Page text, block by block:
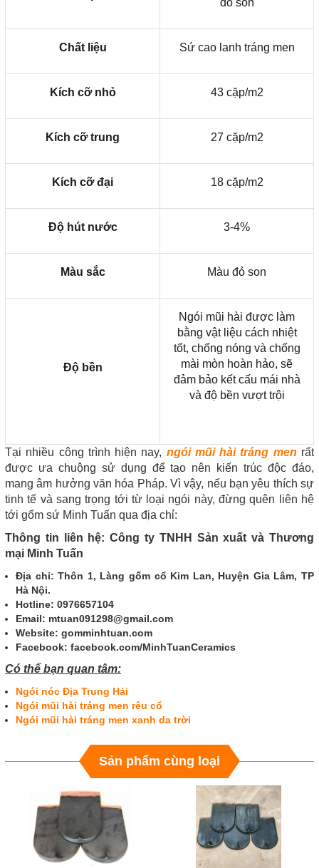
Chất liệu Sứ cao lanh tráng men
Kích cỡ nhỏ 43 cặp/m2
Kích cỡ trung 27 cặp/m2
Kích cỡ đại 18 cặp/m2
Độ hút nước 3-4%
Màu sắc Màu đỏ son
Độ bền
Ngói mũi hài được làm
bằng vật liệu cách nhiệt
tốt, chống nóng và chống
mài mòn hoàn hảo, sẽ
đảm bảo kết cấu mái nhà
và độ bền vượt trội
Tại nhiều công trình hiện nay, ngói mũi hài tráng men rất
được ưa chuộng sử dụng để tạo nên kiến trúc độc đáo,
mang âm hưởng văn hóa Pháp. Vì vậy, nếu bạn yêu thích sự
tinh tế và sang trọng tới từ loại ngói này, đừng quên liên hệ
tới gốm sứ Minh Tuấn qua địa chỉ:
Thông tin liên hệ: Công ty TNHH Sản xuất và Thương
mại Minh Tuấn
Địa chỉ: Thôn 1, Làng gốm cổ Kim Lan, Huyện Gia Lâm, TP
Hà Nội.
Hotline: 0976657104
Email: mtuan091298@gmail.com
Website: gomminhtuan.com
Facebook: facebook.com/MinhTuanCeramics
Có thể bạn quan tâm:
Ngói nóc Địa Trung Hải
Ngói mũi hài tráng men rêu cổ
Ngói mũi hài tráng men xanh da trời
Sản phẩm cùng loại